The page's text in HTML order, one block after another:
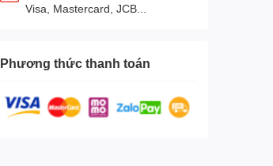
Visa, Mastercard, JCB...
Phương thức thanh toán